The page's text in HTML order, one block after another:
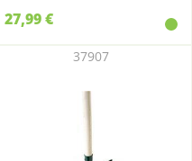
27,99 €
37907